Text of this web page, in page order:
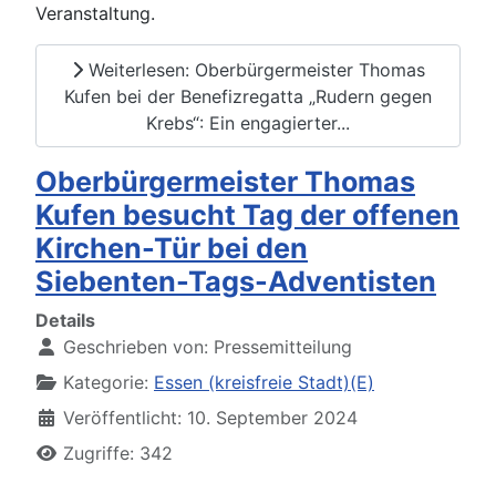
Veranstaltung.
Weiterlesen: Oberbürgermeister Thomas
Kufen bei der Benefizregatta „Rudern gegen
Krebs“: Ein engagierter...
Oberbürgermeister Thomas
Kufen besucht Tag der offenen
Kirchen-Tür bei den
Siebenten-Tags-Adventisten
Details
Geschrieben von: Pressemitteilung
Kategorie: Essen (kreisfreie Stadt)(E)
Veröffentlicht: 10. September 2024
Zugriffe: 342